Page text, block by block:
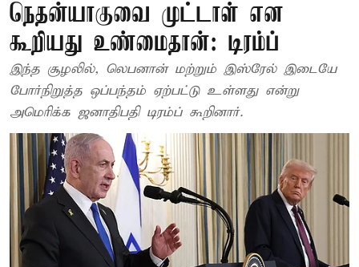
நெதன்யாகுவை முட்டாள் என
கூறியது உண்மைதான்: டிரம்ப்
இந்த சூழலில், லெபனான் மற்றும் இஸ்ரேல் இடையே
போர்நிறுத்த ஒப்பந்தம் ஏற்பட்டு உள்ளது என்று
அமெரிக்க ஜனாதிபதி டிரம்ப் கூறினார்.